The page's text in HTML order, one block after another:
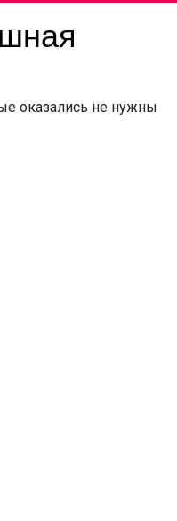
оказались не нужны